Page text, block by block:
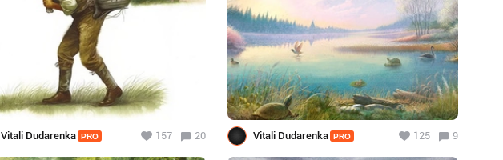
Vitali Dudarenka PRO 157 20 Vitali Dudarenka PRO 125 9